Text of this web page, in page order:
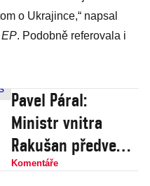
o Ukrajince,“ napsal
EP. Podobně referovala i
Pavel Páral:
Ministr vnitra
Rakušan předvedl,
že i Babiš má
Komentáře